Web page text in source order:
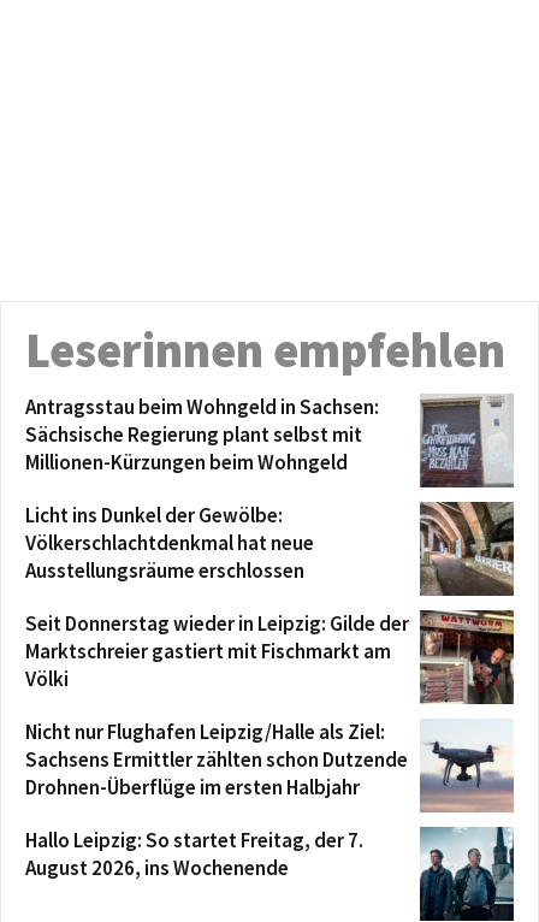
Leserinnen empfehlen
Antragsstau beim Wohngeld in Sachsen:
Sächsische Regierung plant selbst mit
Millionen-Kürzungen beim Wohngeld
Licht ins Dunkel der Gewölbe:
Völkerschlachtdenkmal hat neue
Ausstellungsräume erschlossen
Seit Donnerstag wieder in Leipzig: Gilde der
Marktschreier gastiert mit Fischmarkt am
Völki
Nicht nur Flughafen Leipzig/Halle als Ziel:
Sachsens Ermittler zählten schon Dutzende
Drohnen-Überflüge im ersten Halbjahr
Hallo Leipzig: So startet Freitag, der 7.
August 2026, ins Wochenende